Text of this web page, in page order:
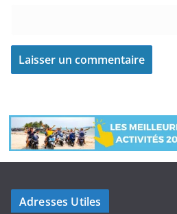
Adresses Utiles